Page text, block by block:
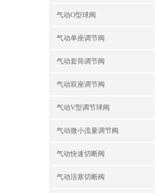
气动O型球阀
气动单座调节阀
气动套筒调节阀
气动双座调节阀
气动V型调节球阀
气动微小流量调节阀
气动快速切断阀
气动活塞切断阀